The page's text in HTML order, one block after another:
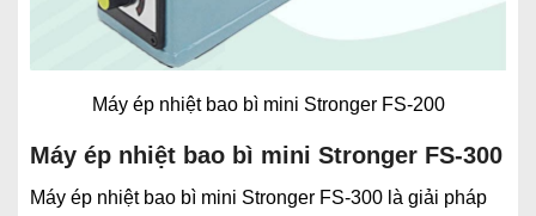
Máy ép nhiệt bao bì mini Stronger FS-200
Máy ép nhiệt bao bì mini Stronger FS-300
Máy ép nhiệt bao bì mini Stronger FS-300 là giải pháp